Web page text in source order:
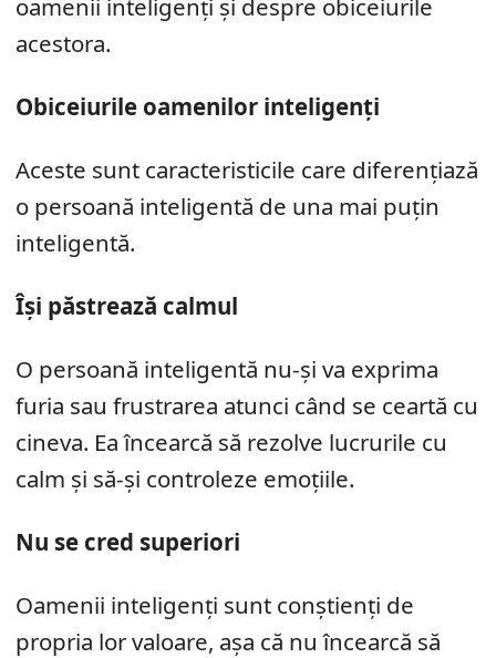
oamenii inteligenți și despre obiceiurile
acestora.
Obiceiurile oamenilor inteligenți
Aceste sunt caracteristicile care diferențiază
o persoană inteligentă de una mai puțin
inteligentă.
Își păstrează calmul
O persoană inteligentă nu-și va exprima
furia sau frustrarea atunci când se ceartă cu
cineva. Ea încearcă să rezolve lucrurile cu
calm și să-și controleze emoțiile.
Nu se cred superiori
Oamenii inteligenți sunt conștienți de
propria lor valoare, așa că nu încearcă să